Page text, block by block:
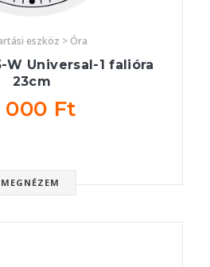
eszköz > Óra
W Universal-1 falióra
23cm
000 Ft
MEGNÉZEM